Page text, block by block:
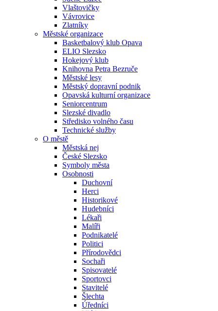
Vlaštovičky
Vávrovice
Zlatníky
Městské organizace
Basketbalový klub Opava
ELIO Slezsko
Hokejový klub
Knihovna Petra Bezruče
Městské lesy
Městský dopravní podnik
Opavská kulturní organizace
Seniorcentrum
Slezské divadlo
Středisko volného času
Technické služby
O městě
Městská nej
České Slezsko
Symboly města
Osobnosti
Duchovní
Herci
Historikové
Hudebníci
Lékaři
Malíři
Podnikatelé
Politici
Přírodovědci
Sochaři
Spisovatelé
Sportovci
Stavitelé
Šlechta
Úředníci